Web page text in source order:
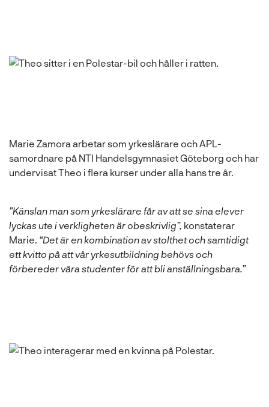
Marie Zamora arbetar som yrkeslärare och APL-
samordnare på NTI Handelsgymnasiet Göteborg och har
undervisat Theo i flera kurser under alla hans tre år.
”Känslan man som yrkeslärare får av att se sina elever
lyckas ute i verkligheten är obeskrivlig”, konstaterar
Marie. “Det är en kombination av stolthet och samtidigt
ett kvitto på att vår yrkesutbildning behövs och
förbereder våra studenter för att bli anställningsbara.”